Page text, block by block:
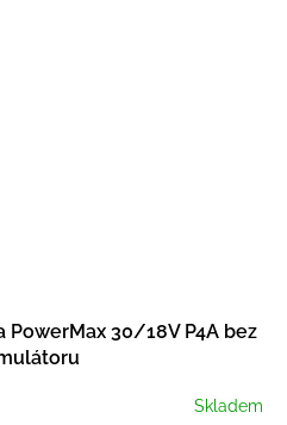
30/18V P4A bez
Skladem